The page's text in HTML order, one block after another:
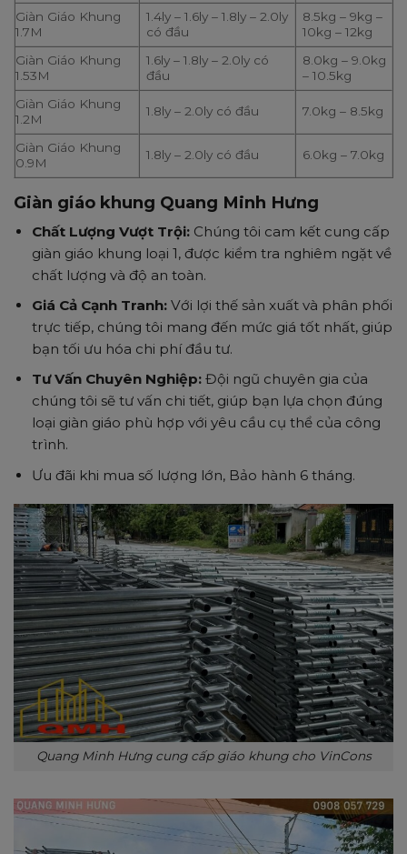
Giàn Giáo Khung
1.7M
1.4ly – 1.6ly – 1.8ly – 2.0ly
có đầu
8.5kg – 9kg –
10kg – 12kg
Giàn Giáo Khung
1.53M
1.6ly – 1.8ly – 2.0ly có
đầu
8.0kg – 9.0kg
– 10.5kg
Giàn Giáo Khung
1.2M
1.8ly – 2.0ly có đầu 7.0kg – 8.5kg
Giàn Giáo Khung
0.9M
1.8ly – 2.0ly có đầu 6.0kg – 7.0kg
Giàn giáo khung Quang Minh Hưng
Chất Lượng Vượt Trội:Chúng tôi cam kết cung cấp
giàn giáo khung loại 1, được kiểm tra nghiêm ngặt về
chất lượng và độ an toàn.
Giá Cả Cạnh Tranh:Với lợi thế sản xuất và phân phối
trực tiếp, chúng tôi mang đến mức giá tốt nhất, giúp
bạn tối ưu hóa chi phí đầu tư.
Tư Vấn Chuyên Nghiệp:Đội ngũ chuyên gia của
chúng tôi sẽ tư vấn chi tiết, giúp bạn lựa chọn đúng
loại giàn giáo phù hợp với yêu cầu cụ thể của công
trình.
Ưu đãi khi mua số lượng lớn, Bảo hành 6 tháng.
Quang Minh Hưng cung cấp giáo khung cho VinCons